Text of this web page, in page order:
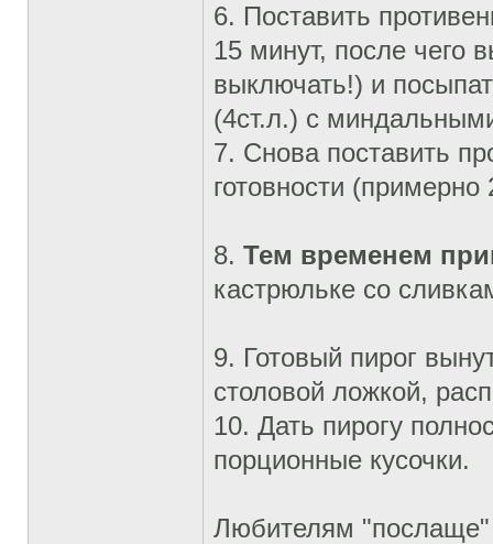
6. Поставить
15 минут, после чего
выключать!) и
(4ст.л.) с
7. Снова поставить
готовности (примерно
8. Тем временем
кастрюльке со
9. Готовый пирог
столовой ложкой,
10. Дать пирогу
порционные кусочки.
Любителям "послаще"